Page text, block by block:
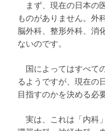
まず、現在の日本の
ものがありません。外
脳外科、整形外科、消
ないのです。
国によってはすべて
るようですが、現在の
目指すのかを決める必
実は、これは「内科